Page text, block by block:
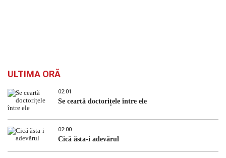
ULTIMA ORĂ
02:01
Se ceartă doctorițele între ele
02:00
Cică ăsta-i adevărul